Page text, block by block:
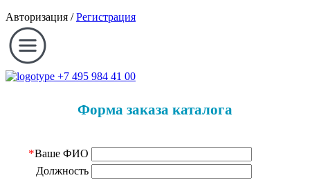
Авторизация /Регистрация
+7 495 984 41 00
Форма заказа каталога
*Ваше ФИО
Должность